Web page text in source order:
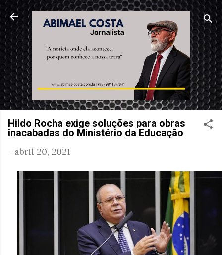
Pular para o conteúdo principal
Hildo Rocha exige soluções para obras
inacabadas do Ministério da Educação
- abril 20, 2021